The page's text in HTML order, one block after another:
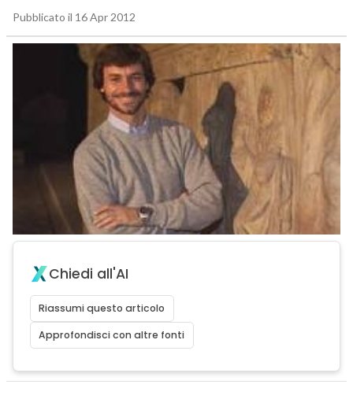
Pubblicato il 16 Apr 2012
Chiedi all'AI
Riassumi questo articolo
Approfondisci con altre fonti